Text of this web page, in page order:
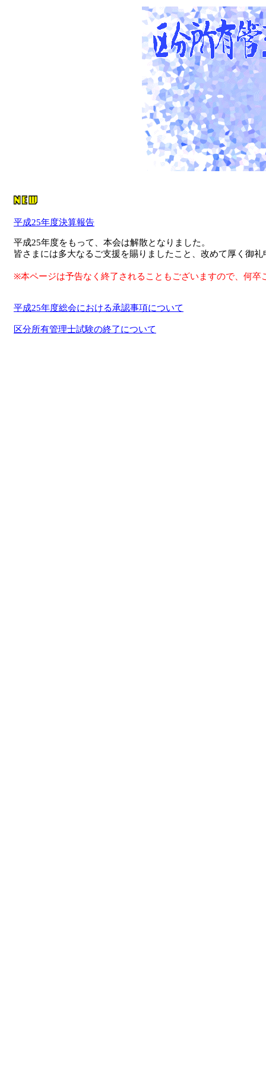
平成25年度決算報告
平成25年度をもって、本会は解散となりました。
皆さまには多大なるご支援を賜りましたこと、改めて厚く御礼
※本ページは予告なく終了されることもございますので、何卒
平成25年度総会における承認事項について
区分所有管理士試験の終了について